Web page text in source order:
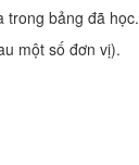
trong bảng đã học.
một số đơn vị).